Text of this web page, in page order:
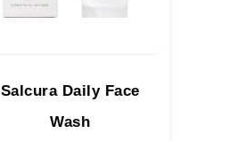
Salcura Daily Face
Wash